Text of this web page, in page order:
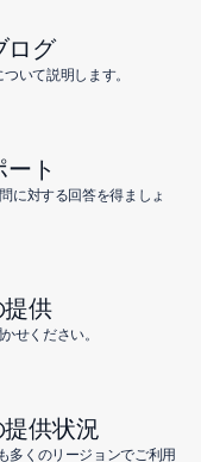
ログ
いて説明します。
ト
に対する回答を得ましょ
供
せください。
供状況
多くのリージョンでご利用